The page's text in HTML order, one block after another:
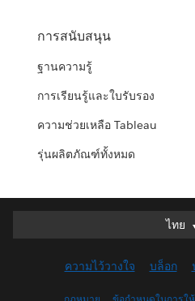
การสนับสนุน
ฐานความรู้
การเรียนรู้และใบรับรอง
ความช่วยเหลือ Tableau
รุ่นผลิตภัณฑ์ทั้งหมด
ไทย
English
Español
ความไว้วางใจ บล็อก